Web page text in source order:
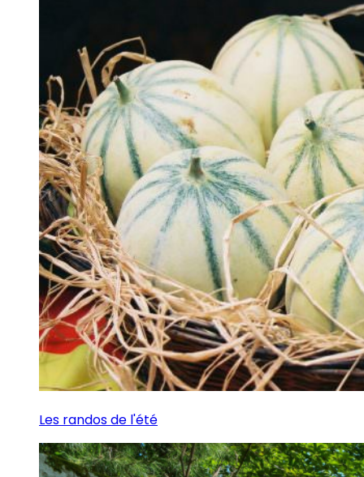
Les randos de l'été